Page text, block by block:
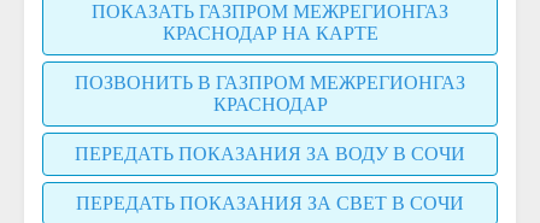
ПОКАЗАТЬ ГАЗПРОМ МЕЖРЕГИОНГАЗ
КРАСНОДАР НА КАРТЕ
ПОЗВОНИТЬ В ГАЗПРОМ МЕЖРЕГИОНГАЗ
КРАСНОДАР
ПЕРЕДАТЬ ПОКАЗАНИЯ ЗА ВОДУ В СОЧИ
ПЕРЕДАТЬ ПОКАЗАНИЯ ЗА СВЕТ В СОЧИ